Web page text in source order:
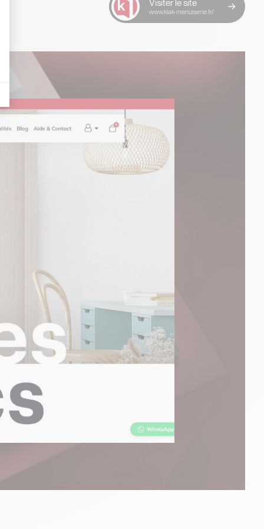
Visiter le site
www.klak-menuiserie.fr/
indicateurs comme l’affluence, les produits les plus consultés, ou encore